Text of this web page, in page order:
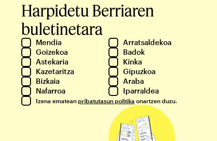
Harpidetu Berriaren
buletinetara
Mendia
Arratsaldekoa
Goizekoa
Badok
Astekaria
Kinka
Kazetaritza
Gipuzkoa
Bizkaia
Araba
Nafarroa
Iparraldea
Izena ematean pribatutasun politika onartzen duzu.